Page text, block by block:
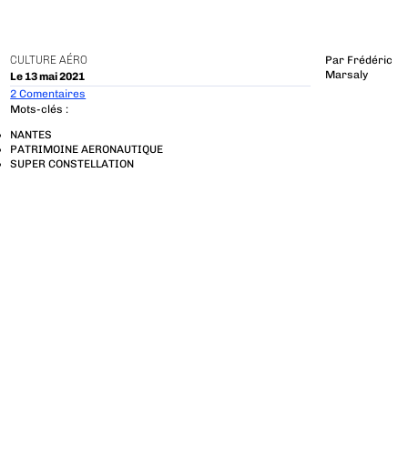
CULTURE AÉRO
Le 13 mai 2021
Par Frédéric
Marsaly
2 Comentaires
Mots-clés :
NANTES
PATRIMOINE AERONAUTIQUE
SUPER CONSTELLATION